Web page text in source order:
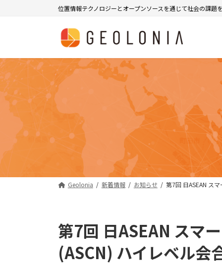
へ
ス
キ
ッ
ョ
ン
に
移
位置情報テクノロジーとオープンソースを通じて社会の課題を
Geolonia 新着情報 お知らせ 第7回 日ASEAN ス
第7回 日ASEAN スマ
(ASCN) ハイレベル会